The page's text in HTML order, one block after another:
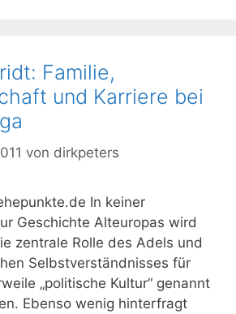
Familie,
und Karriere bei
von dirkpeters
In keiner
Geschichte Alteuropas wird
zentrale Rolle des Adels und
Selbstverständnisses für
„politische Kultur“ genannt
Ebenso wenig hinterfragt